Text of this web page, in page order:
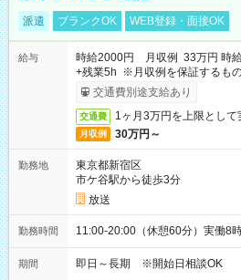
派遣 ブランクOK WEB登録・面接OK
給与
時給2000円 月収例 33万円 時
+残業5h ※月収例を保証するも
取りサービス利用可（利用条件有
交通費別途支給あり
交通費 1ヶ月3万円を上限として
月収例 30万円～
勤務地
東京都新宿区
市ケ谷駅から徒歩3分
放送
勤務時間 11:00-20:00（休憩60分）実働8
期間 即日～長期 ※開始日相談OK